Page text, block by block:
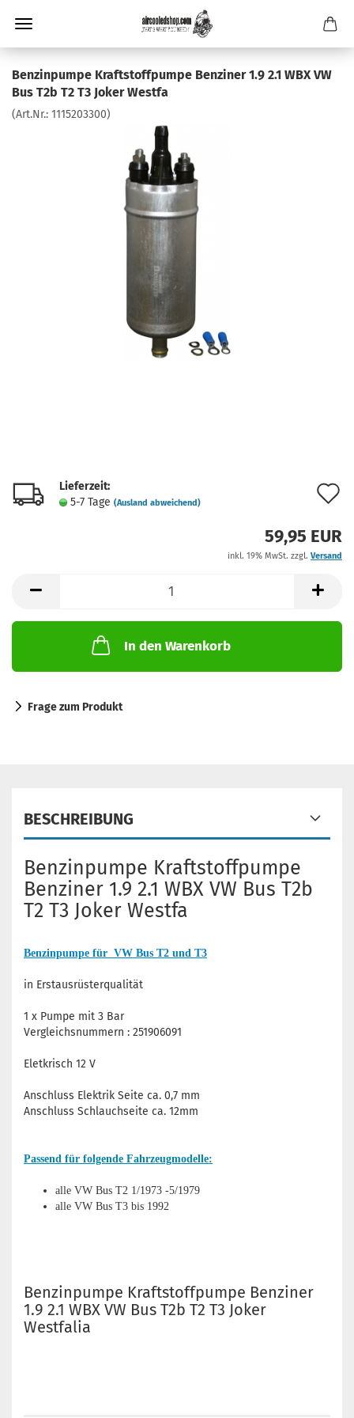
Benzinpumpe Kraftstoffpumpe Benziner 1.9 2.1 WBX VW
Bus T2b T2 T3 Joker Westfa
(Art.Nr.: 1115203300)
Lieferzeit:
5-7 Tage (Ausland abweichend)
59,95 EUR
inkl. 19% MwSt. zzgl. Versand
In den Warenkorb
Frage zum Produkt
BESCHREIBUNG
Benzinpumpe Kraftstoffpumpe
Benziner 1.9 2.1 WBX VW Bus T2b
T2 T3 Joker Westfa
Benzinpumpe für VW Bus T2 und T3
in Erstausrüsterqualität
1 x Pumpe mit 3 Bar
Vergleichsnummern : 251906091
Eletkrisch 12 V
Anschluss Elektrik Seite ca. 0,7 mm
Anschluss Schlauchseite ca. 12mm
Passend für folgende Fahrzeugmodelle:
alle VW Bus T2 1/1973 -5/1979
alle VW Bus T3 bis 1992
Benzinpumpe Kraftstoffpumpe Benziner
1.9 2.1 WBX VW Bus T2b T2 T3 Joker
Westfalia